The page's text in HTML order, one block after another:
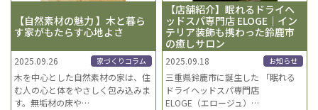
【自然素材の魅力 】木と暮ら
す家がもたらす心地よさ
2025.09.26 家づくりコラム
木を中心とした自然素材の家は、住
む人の心と体をやさしく包み込みま
す。無垢材の床や…
【店舗紹介】眠れるドライヘ
ッドスパ専門店 ELOGE｜イン
テリア装飾も携わった鈴鹿市
の癒しサロン
2025.09.18 お知らせ
三重県鈴鹿市に誕生した 「眠れる
ドライヘッドスパ専門店
ELOGE（エロージュ） …